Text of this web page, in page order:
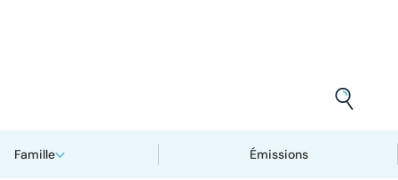
Famille Émissions